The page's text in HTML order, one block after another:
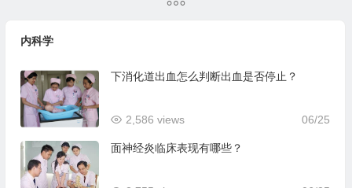
内科学
下消化道出血怎么判断出血是否停止？
06/25
2,586 views
面神经炎临床表现有哪些？